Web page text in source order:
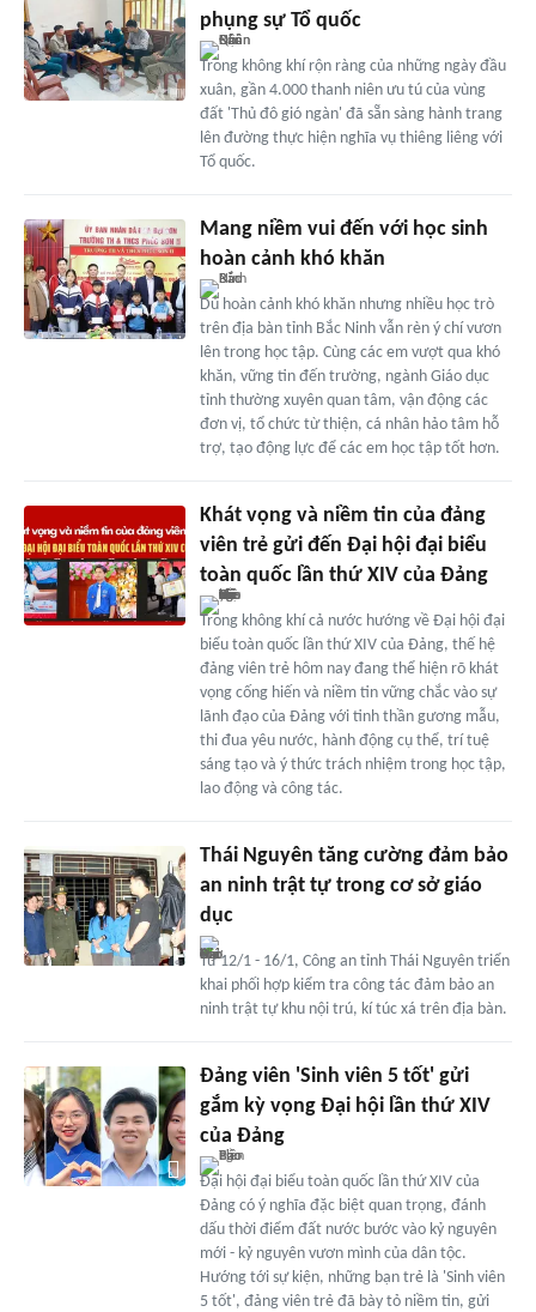
phụng sự Tổ quốc
Trong không khí rộn ràng của những ngày đầu
xuân, gần 4.000 thanh niên ưu tú của vùng
đất 'Thủ đô gió ngàn' đã sẵn sàng hành trang
lên đường thực hiện nghĩa vụ thiêng liêng với
Tổ quốc.
Mang niềm vui đến với học sinh
hoàn cảnh khó khăn
Dù hoàn cảnh khó khăn nhưng nhiều học trò
trên địa bàn tỉnh Bắc Ninh vẫn rèn ý chí vươn
lên trong học tập. Cùng các em vượt qua khó
khăn, vững tin đến trường, ngành Giáo dục
tỉnh thường xuyên quan tâm, vận động các
đơn vị, tổ chức từ thiện, cá nhân hảo tâm hỗ
trợ, tạo động lực để các em học tập tốt hơn.
Khát vọng và niềm tin của đảng
viên trẻ gửi đến Đại hội đại biểu
toàn quốc lần thứ XIV của Đảng
Trong không khí cả nước hướng về Đại hội đại
biểu toàn quốc lần thứ XIV của Đảng, thế hệ
đảng viên trẻ hôm nay đang thể hiện rõ khát
vọng cống hiến và niềm tin vững chắc vào sự
lãnh đạo của Đảng với tinh thần gương mẫu,
thi đua yêu nước, hành động cụ thể, trí tuệ
sáng tạo và ý thức trách nhiệm trong học tập,
lao động và công tác.
Thái Nguyên tăng cường đảm bảo
an ninh trật tự trong cơ sở giáo
dục
Từ 12/1 - 16/1, Công an tỉnh Thái Nguyên triển
khai phối hợp kiểm tra công tác đảm bảo an
ninh trật tự khu nội trú, kí túc xá trên địa bàn.
Đảng viên 'Sinh viên 5 tốt' gửi
gắm kỳ vọng Đại hội lần thứ XIV
của Đảng
Đại hội đại biểu toàn quốc lần thứ XIV của
Đảng có ý nghĩa đặc biệt quan trọng, đánh
dấu thời điểm đất nước bước vào kỷ nguyên
mới - kỷ nguyên vươn mình của dân tộc.
Hướng tới sự kiện, những bạn trẻ là 'Sinh viên
5 tốt', đảng viên trẻ đã bày tỏ niềm tin, gửi